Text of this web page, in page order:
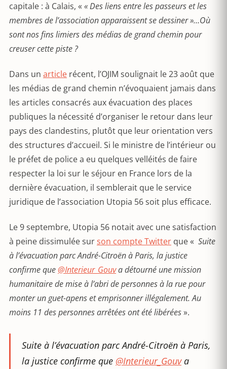
capitale : à Calais, « « Des liens entre les passeurs et les
membres de l’association apparaissent se dessiner »…Où
sont nos fins limiers des médias de grand chemin pour
creuser cette piste ?
Dans un article récent, l’OJIM soulignait le 23 août que
les médias de grand chemin n’évoquaient jamais dans
les articles consacrés aux évacuation des places
publiques la nécessité d’organiser le retour dans leur
pays des clandestins, plutôt que leur orientation vers
des structures d’accueil. Si le ministre de l’intérieur ou
le préfet de police a eu quelques velléités de faire
respecter la loi sur le séjour en France lors de la
dernière évacuation, il semblerait que le service
juridique de l’association Utopia 56 soit plus efficace.
Le 9 septembre, Utopia 56 notait avec une satisfaction
à peine dissimulée surson compte Twitter que « Suite
à l’évacuation parc André-Citroën à Paris, la justice
confirme que @Interieur_Gouva détourné une mission
humanitaire de mise à l’abri de personnes à la rue pour
monter un guet-apens et emprisonner illégalement. Au
moins 11 des personnes arrêtées ont été libérées».
Suite à l’évacuation parc André-Citroën à Paris,
la justice confirme que @Interieur_Gouva